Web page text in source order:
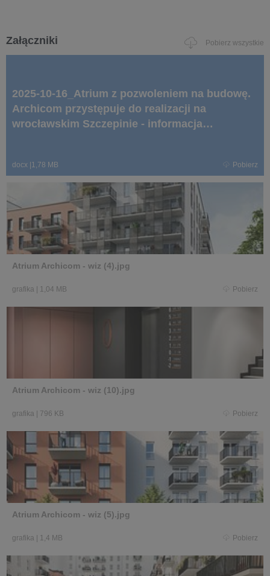
Załączniki Pobierz wszystkie
2025-10-16_Atrium z pozwoleniem na budowę.
Archicom przystępuje do realizacji na
wrocławskim Szczepinie - informacja
docx |1,78 MB Pobierz
Atrium Archicom - wiz (4).jpg
grafika | 1,04 MB Pobierz
Atrium Archicom - wiz (10).jpg
grafika | 796 KB Pobierz
Atrium Archicom - wiz (5).jpg
grafika | 1,4 MB Pobierz